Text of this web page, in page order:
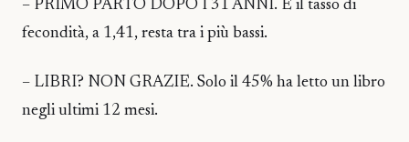
– PRIMO PARTO DOPO I 31 ANNI. E il tasso di
fecondità, a 1,41, resta tra i più bassi.
– LIBRI? NON GRAZIE. Solo il 45% ha letto un libro
negli ultimi 12 mesi.